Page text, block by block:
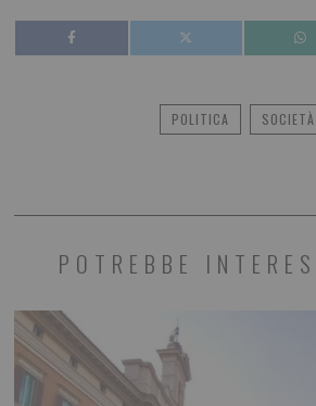
POLITICA SOCIETÀ
POTREBBE